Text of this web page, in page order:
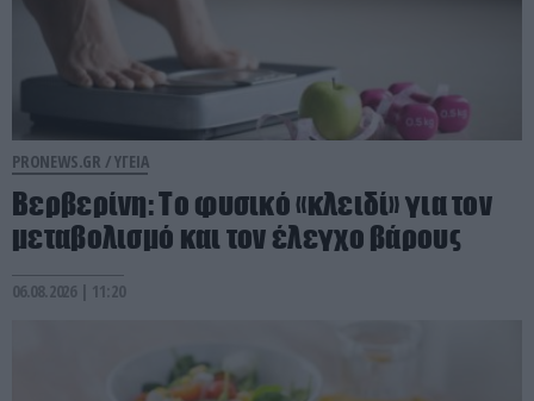
PRONEWS.GR /ΥΓΕΙΑ
Βερβερίνη: Το φυσικό «κλειδί» για τον
μεταβολισμό και τον έλεγχο βάρους
06.08.2026 | 11:20